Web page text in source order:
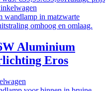
Aluminium
Eros